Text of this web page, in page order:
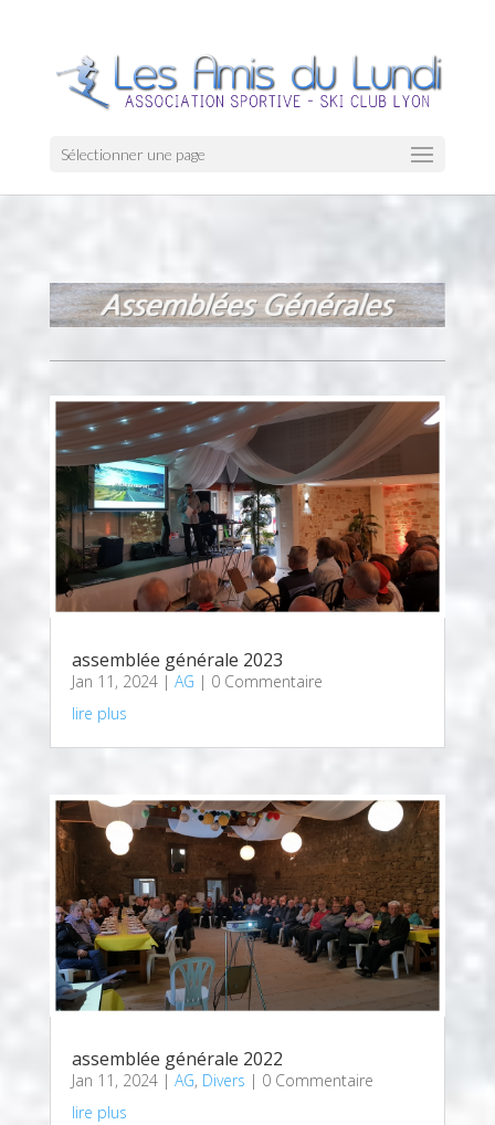
Sélectionner une page
assemblée générale 2023
Jan 11, 2024| AG | 0 Commentaire
lire plus
assemblée générale 2022
Jan 11, 2024| AG, Divers | 0 Commentaire
lire plus